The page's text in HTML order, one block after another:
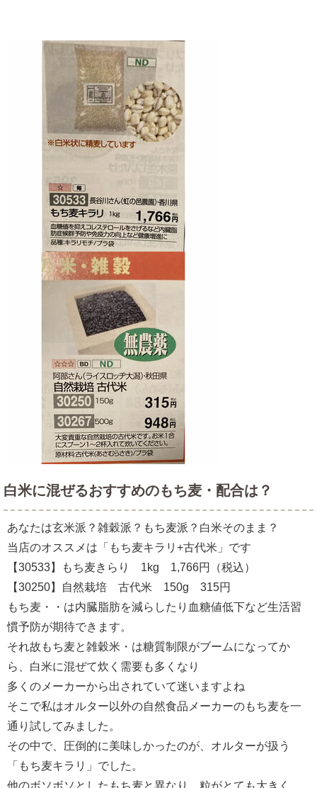
白米に混ぜるおすすめのもち麦・配合は？
あなたは玄米派？雑穀派？もち麦派？白米そのまま？
当店のオススメは「もち麦キラリ+古代米」です
【30533】もち麦きらり 1kg 1,766円（税込）
【30250】自然栽培 古代米 150g 315円
もち麦・・は内臓脂肪を減らしたり血糖値低下など生活習
慣予防が期待できます。
それ故もち麦と雑穀米・は糖質制限がブームになってか
ら、白米に混ぜて炊く需要も多くなり
多くのメーカーから出されていて迷いますよね
そこで私はオルター以外の自然食品メーカーのもち麦を一
通り試してみました。
その中で、圧倒的に美味しかったのが、オルターが扱う
「もち麦キラリ」でした。
他のボソボソとしたもち麦と異なり、粒がとても大きく、